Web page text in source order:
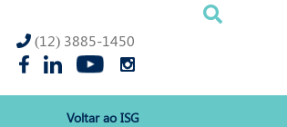
(12) 3885-1450
Voltar ao ISG